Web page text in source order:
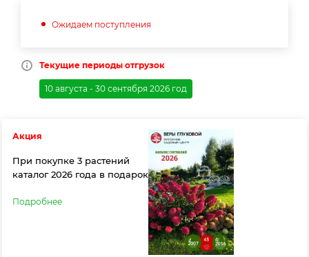
Ожидаем поступления
Текущие периоды отгрузок
10 августа - 30 сентября 2026 год
Акция
При покупке 3 растений
каталог 2026 года в подарок
Подробнее